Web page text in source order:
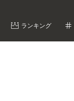
ランキング